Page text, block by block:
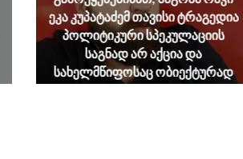
ეკა კუპატაძემ თავისი ტრაგედია
პოლიტიკური სპეკულაციის
საგნად არ აქცია და
სახელმწიფოსაც ობიექტურად